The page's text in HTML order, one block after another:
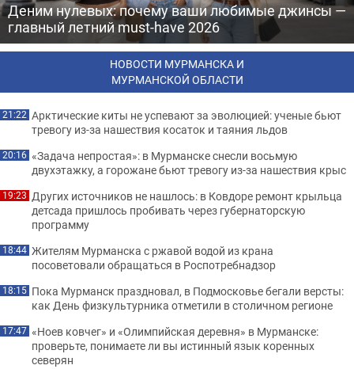
Деним нулевых: почему ваши любимые джинсы —
главный летний must-have 2026
НОВОСТИ МУРМАНСКА И
МУРМАНСКОЙ ОБЛАСТИ
21:22 Арктические киты не успевают за эволюцией: ученые бьют
тревогу из-за нашествия косаток и таяния льдов
20:16 «Задача непростая»: в Мурманске снесли восьмую
двухэтажку, а горожане бьют тревогу из-за нашествия крыс
19:23 Других источников не нашлось: в Ковдоре ремонт крыльца
детсада пришлось пробивать через губернаторскую
программу
18:44 Жителям Мурманска с ржавой водой из крана
посоветовали обращаться в Роспотребнадзор
18:15 Пока Мурманск праздновал, в Подмосковье бегали версты:
как День физкультурника отметили в столичном регионе
17:47 «Ноев ковчег» и «Олимпийская деревня» в Мурманске:
проверьте, понимаете ли вы истинный язык коренных
северян